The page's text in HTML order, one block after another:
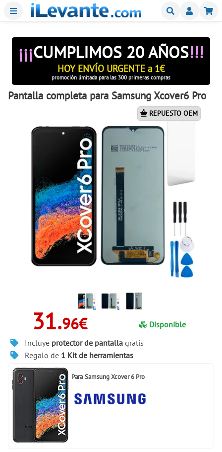
Menu Buscar
¡¡¡CUMPLIMOS 20 AÑOS!!!
HOY ENVÍO URGENTE a 1€
promoción limitada para las 300 primeras compras
Pantalla completa para Samsung Xcover6 Pro
REPUESTO OEM
31.96€ Disponible
Incluye protector de pantallagratis
Regalo de 1 Kit de herramientas
Para Samsung Xcover 6 Pro